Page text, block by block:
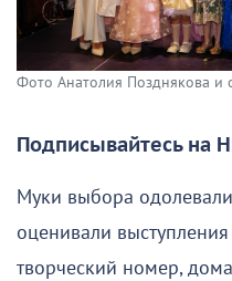
Фото Анатолия Позднякова и
Подписывайтесь на
Муки выбора
оценивали выступления
творческий номер,